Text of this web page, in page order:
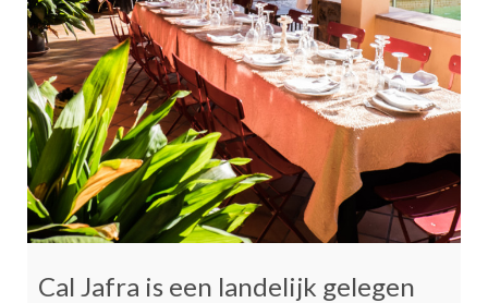
Cal Jafra is een landelijk gelegen